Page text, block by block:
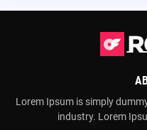
Lorem Ipsum is simply
industry. Lorem